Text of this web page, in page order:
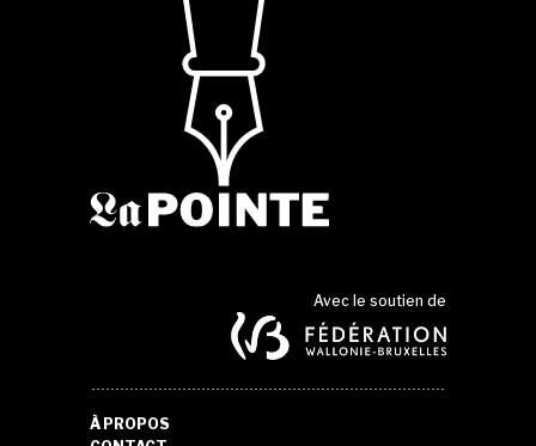
Avec le soutien de
À PROPOS